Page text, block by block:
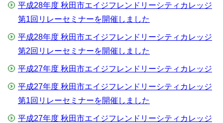
平成28年度 秋田市エイジフレンドリーシティカレッジ
第1回リレーセミナーを開催しました
平成28年度 秋田市エイジフレンドリーシティカレッジ
第2回リレーセミナーを開催しました
平成27年度 秋田市エイジフレンドリーシティカレッジ
平成27年度 秋田市エイジフレンドリーシティカレッジ
第1回リレーセミナーを開催しました
平成27年度 秋田市エイジフレンドリーシティカレッジ